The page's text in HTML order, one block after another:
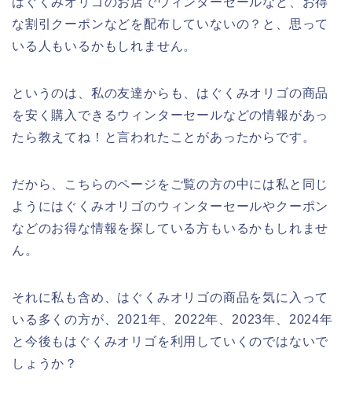
な割引クーポンなどを配布していないの？と、思って
いる人もいるかもしれません。
というのは、私の友達からも、はぐくみオリゴの商品
を安く購入できるウィンターセールなどの情報があっ
たら教えてね！と言われたことがあったからです。
だから、こちらのページをご覧の方の中には私と同じ
ようにはぐくみオリゴのウィンターセールやクーポン
などのお得な情報を探している方もいるかもしれませ
ん。
それに私も含め、はぐくみオリゴの商品を気に入って
いる多くの方が、2021年、2022年、2023年、2024年
と今後もはぐくみオリゴを利用していくのではないで
しょうか？